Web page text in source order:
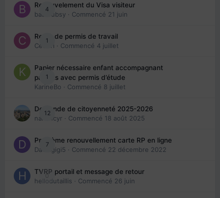
4
Renouvelement du Visa visiteur
babibubsy · Commencé 21 juin
1
Refus de permis de travail
Cedbri · Commencé 4 juillet
1
Papier nécessaire enfant accompagnant
parents avec permis d’étude
KarineBo · Commencé 8 juillet
12
Demande de citoyenneté 2025-2026
nanancyr · Commencé 18 août 2025
7
Problème renouvellement carte RP en ligne
Davidgigi5 · Commencé 22 décembre 2022
0
TVRP portail et message de retour
hellodutaillis · Commencé 26 juin